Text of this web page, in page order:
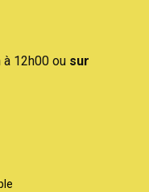
à 12h00 ou sur